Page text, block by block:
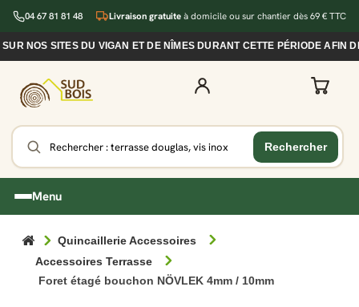
04 67 81 81 48 Livraison gratuite à domicile ou sur chantier dès 69 € TTC
DU VIGAN ET DE NÎMES DURANT CETTE PÉRIODE AFIN DE
Menu
Quincaillerie Accessoires
Accessoires Terrasse
Foret étagé bouchon NÖVLEK 4mm / 10mm